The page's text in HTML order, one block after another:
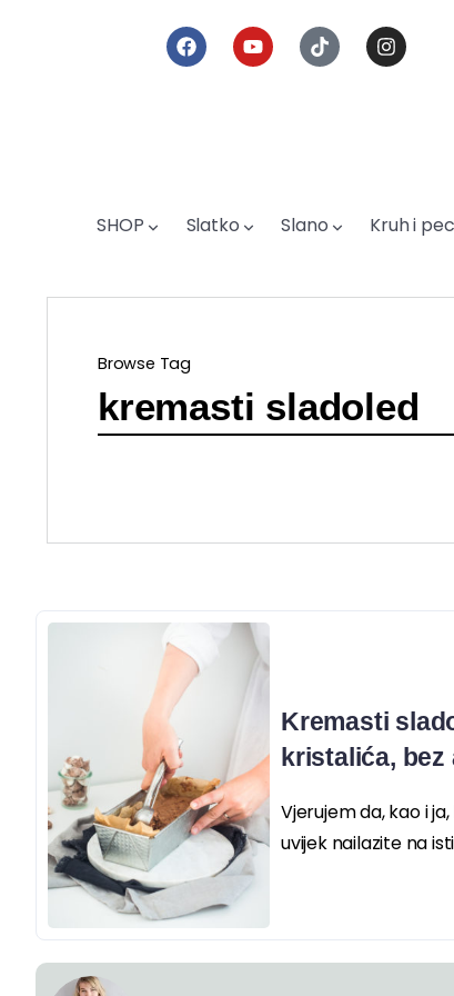
SHOP Slatko Slano Kruh i
Browse Tag
kremasti sladoled
Kremasti
kristalića, bez
Vjerujem da, kao i
uvijek nailazite na